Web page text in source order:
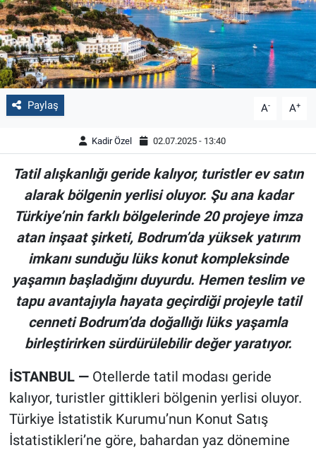
Paylaş A- A+
Kadir Özel 02.07.2025 - 13:40
Tatil alışkanlığı geride kalıyor, turistler ev satın
alarak bölgenin yerlisi oluyor. Şu ana kadar
Türkiye’nin farklı bölgelerinde 20 projeye imza
atan inşaat şirketi, Bodrum’da yüksek yatırım
imkanı sunduğu lüks konut kompleksinde
yaşamın başladığını duyurdu. Hemen teslim ve
tapu avantajıyla hayata geçirdiği projeyle tatil
cenneti Bodrum’da doğallığı lüks yaşamla
birleştirirken sürdürülebilir değer yaratıyor.
İSTANBUL —Otellerde tatil modası geride
kalıyor, turistler gittikleri bölgenin yerlisi oluyor.
Türkiye İstatistik Kurumu’nun Konut Satış
İstatistikleri’ne göre, bahardan yaz dönemine